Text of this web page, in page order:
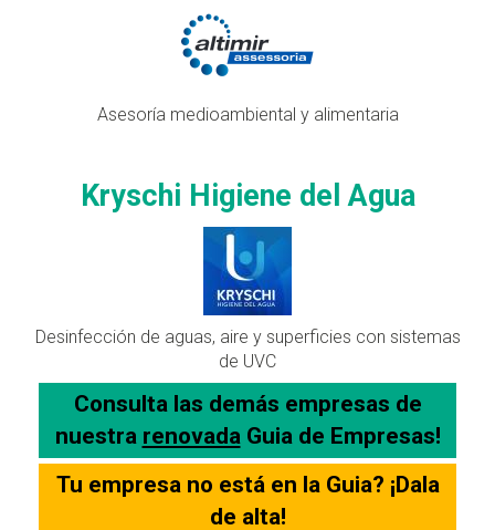
Asesoría medioambiental y alimentaria
Kryschi Higiene del Agua
Desinfección de aguas, aire y superficies con sistemas
de UVC
Consulta las demás empresas de
nuestra renovadaGuia de Empresas!
Tu empresa no está en la Guia? ¡Dala
de alta!